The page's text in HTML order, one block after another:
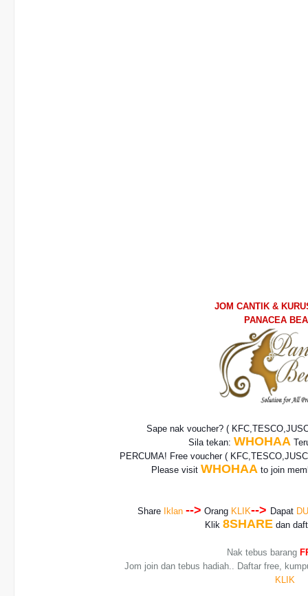
JOM CANTIK &
PANACEA
Sape nak voucher? (
Sila tekan: WHOHAA
PERCUMA! Free voucher(
Please visitWHOHAA to join
Share Iklan --> Orang KLIK--> Dapat
Klik8SHARE dan
Nak tebus barang
Jom join dan tebus hadiah.. Daftar free,
KLIK